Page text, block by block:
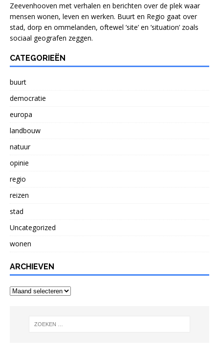
Zeevenhooven met verhalen en berichten over de plek waar
mensen wonen, leven en werken. Buurt en Regio gaat over
stad, dorp en ommelanden, oftewel ’site’ en ’situation’ zoals
sociaal geografen zeggen.
CATEGORIEËN
buurt
democratie
europa
landbouw
natuur
opinie
regio
reizen
stad
Uncategorized
wonen
ARCHIEVEN
Archieven